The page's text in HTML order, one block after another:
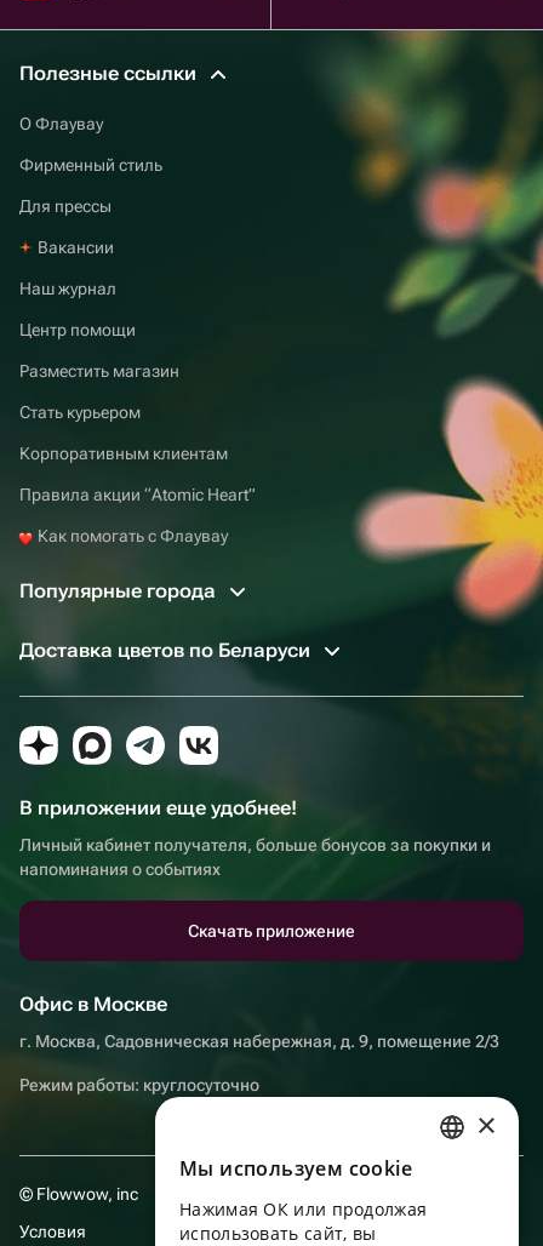
Полезные ссылки
О Флаувау
Фирменный стиль
Для прессы
Вакансии
Наш журнал
Центр помощи
Разместить магазин
Стать курьером
Корпоративным клиентам
Правила акции “Atomic Heart”
Как помогать с Флаувау
Популярные города
Доставка цветов по Беларуси
В приложении еще удобнее!
Личный кабинет получателя, больше бонусов за покупки и
напоминания о событиях
Скачать приложение
Офис в Москве
г. Москва, Садовническая набережная, д. 9, помещение 2/3
Режим работы: круглосуточно
© Flowwow, inc
Условия
ENGLISH
×
Мы используем сookie
Нажимая ОК или продолжая
использовать сайт, вы